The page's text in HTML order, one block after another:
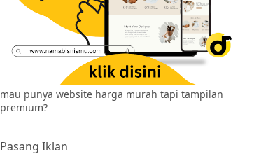
mau punya website harga murah tapi tampilan
premium?
Pasang Iklan